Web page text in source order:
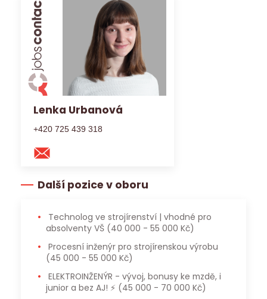
Lenka Urbanová
+420 725 439 318
Další pozice v oboru
absolventy VŠ (40 000 - 55 000 Kč)
Procesní inženýr pro strojírenskou výrobu
(45 000 - 55 000 Kč)
junior a bez AJ! ⚡ (45 000 - 70 000 Kč)